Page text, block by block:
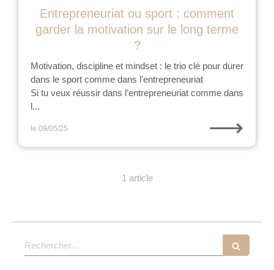
Entrepreneuriat ou sport : comment
garder la motivation sur le long terme
?
Motivation, discipline et mindset : le trio clé pour durer
dans le sport comme dans l’entrepreneuriat
Si tu veux réussir dans l’entrepreneuriat comme dans
l...
le 09/05/25 ⟶
1 article
Rechercher